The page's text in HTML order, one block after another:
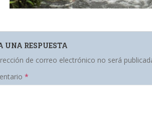
UNA RESPUESTA
de correo electrónico no será
*